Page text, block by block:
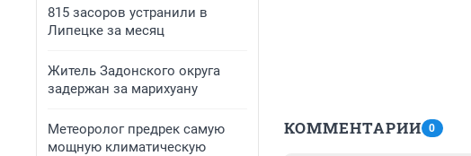
815 засоров устранили в
Липецке за месяц
Житель Задонского округа
задержан за марихуану
Метеоролог предрек самую
мощную климатическую
КОММЕНТАРИИ 0